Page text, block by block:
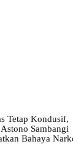
Tetap Kondusif,
Sambangi
Bahaya